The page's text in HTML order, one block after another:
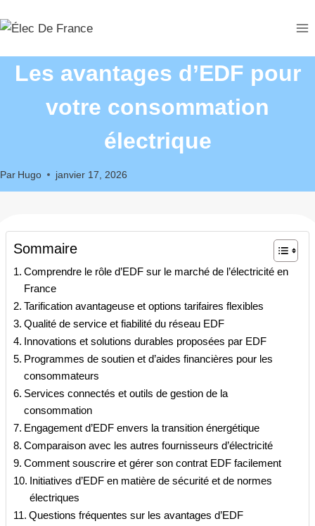
au
Les avantages d’EDF pour
votre consommation
électrique
Par Hugo janvier 17, 2026
Sommaire
Comprendre le rôle d’EDF sur le marché de l’électricité en
France
Tarification avantageuse et options tarifaires flexibles
Qualité de service et fiabilité du réseau EDF
Innovations et solutions durables proposées par EDF
Programmes de soutien et d’aides financières pour les
consommateurs
Services connectés et outils de gestion de la
consommation
Engagement d’EDF envers la transition énergétique
Comparaison avec les autres fournisseurs d’électricité
Comment souscrire et gérer son contrat EDF facilement
Initiatives d’EDF en matière de sécurité et de normes
électriques
Questions fréquentes sur les avantages d’EDF